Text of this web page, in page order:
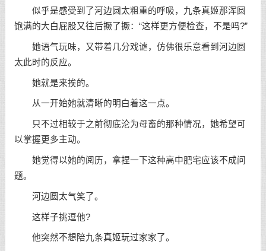
似乎是感受到了河边圆太粗重的呼吸，九条真姬那浑圆
饱满的大白屁股又往后撅了撅：“这样更方便检查，不是吗?”
她语气玩味，又带着几分戏谑，仿佛很乐意看到河边圆
太此时的反应。
她就是来挨的。
从一开始她就清晰的明白着这一点。
只不过相较于之前彻底沦为母畜的那种情况，她希望可
以掌握更多主动。
她觉得以她的阅历，拿捏一下这种高中肥宅应该不成问
题。
河边圆太气笑了。
这样子挑逗他?
他突然不想陪九条真姬玩过家家了。